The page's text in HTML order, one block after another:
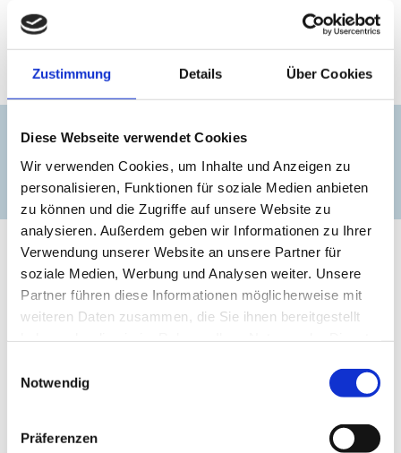
Zustimmung Details Über Cookies
Diese Webseite verwendet Cookies
Wir verwenden Cookies, um Inhalte und Anzeigen zu
personalisieren, Funktionen für soziale Medien anbieten
zu können und die Zugriffe auf unsere Website zu
analysieren. Außerdem geben wir Informationen zu Ihrer
Verwendung unserer Website an unsere Partner für
soziale Medien, Werbung und Analysen weiter. Unsere
Partner führen diese Informationen möglicherweise mit
weiteren Daten zusammen, die Sie ihnen bereitgestellt
Notwendig
Präferenzen
bedeckt, so dass Hügel entstanden. Zur Information
für die Gäste sind Schautafeln aufgestellt. Dienstags
von Mai-September finden auch regelmäßig
Führungen zu den Großsteingräbern statt.
Kontakt
Großsteingrab Gaarzer Hof